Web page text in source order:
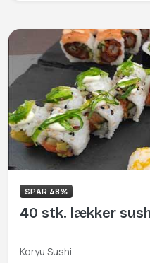
SPAR 48%
40 stk. lækker
Koryu Sushi